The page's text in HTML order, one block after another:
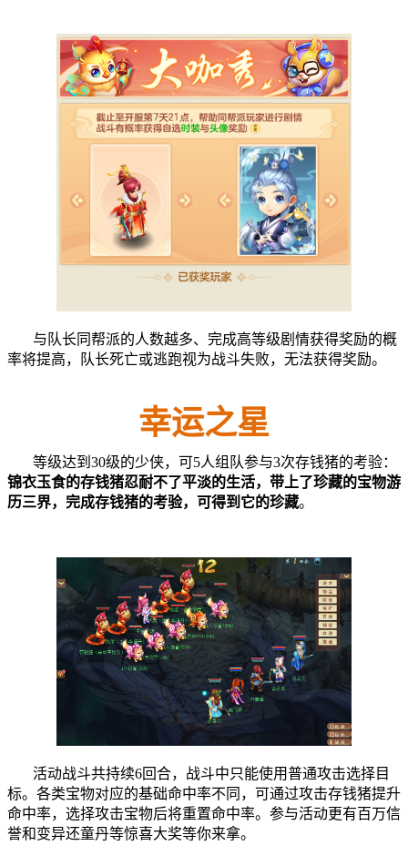
与队长同帮派的人数越多、完成高等级剧情获得奖励的概
率将提高，队长死亡或逃跑视为战斗失败，无法获得奖励。
幸运之星
等级达到30级的少侠，可5人组队参与3次存钱猪的考验：
锦衣玉食的存钱猪忍耐不了平淡的生活，带上了珍藏的宝物游
历三界，完成存钱猪的考验，可得到它的珍藏。
活动战斗共持续6回合，战斗中只能使用普通攻击选择目
标。各类宝物对应的基础命中率不同，可通过攻击存钱猪提升
命中率，选择攻击宝物后将重置命中率。参与活动更有百万信
誉和变异还童丹等惊喜大奖等你来拿。